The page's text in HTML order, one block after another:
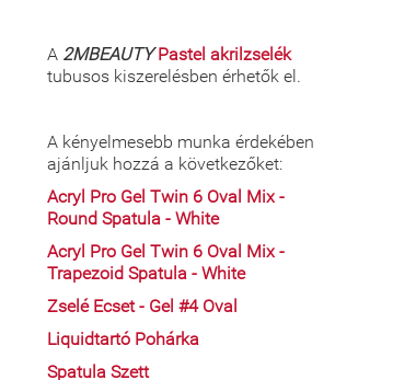
A 2MBEAUTY Pastel akrilzselék
tubusos kiszerelésben érhetők el.
A kényelmesebb munka érdekében
ajánljuk hozzá a következőket:
Acryl Pro Gel Twin 6 Oval Mix -
Round Spatula - White
Acryl Pro Gel Twin 6 Oval Mix -
Trapezoid Spatula - White
Zselé Ecset - Gel #4 Oval
Liquidtartó Pohárka
Spatula Szett